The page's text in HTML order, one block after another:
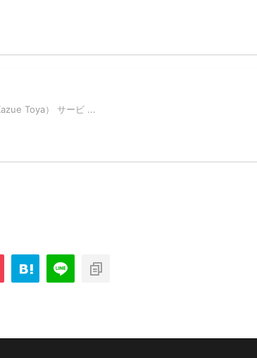
Toya） サービ ...